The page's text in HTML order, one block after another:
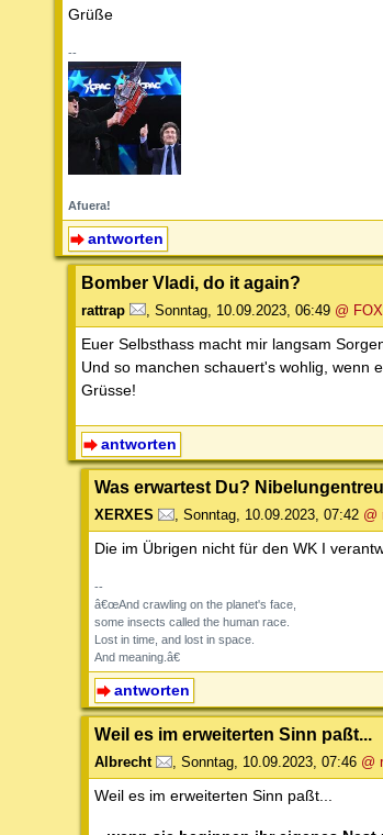
Grüße
--
Afuera!
antworten
Bomber Vladi, do it again?
rattrap Sonntag, 10.09.2023, 06:49 @
Euer Selbsthass macht mir langsam
Und so manchen schauert's wohlig, wenn
Grüsse!
antworten
Was erwartest Du?
XERXES , Sonntag, 10.09.2023, 07:42 @
Die im Übrigen nicht für den WK I
--
â€œAnd crawling on the planet's face,
some insects called the human race.
Lost in time, and lost in space.
And meaning.â€
antworten
Weil es im erweiterten Sinn paßt...
Albrecht , Sonntag, 10.09.2023, 07:46 @
Weil es im erweiterten Sinn paßt...